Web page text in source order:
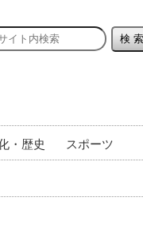
・歴史 スポーツ